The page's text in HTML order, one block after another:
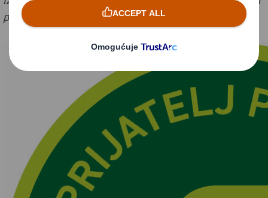
ponašanju i boljoj budućnosti."